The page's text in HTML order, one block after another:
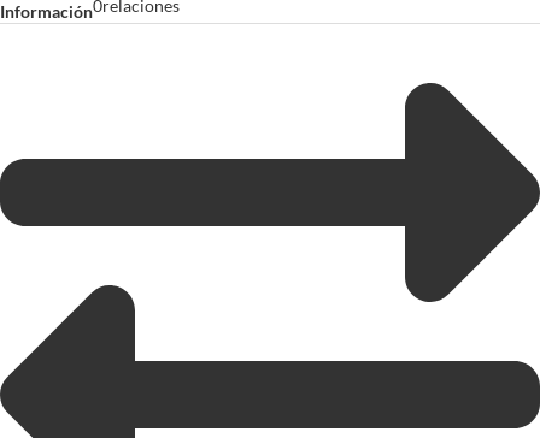
Información0relaciones